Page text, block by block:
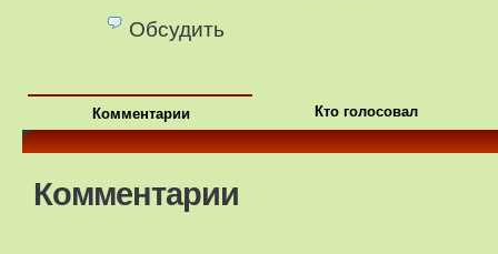
Обсудить
Комментарии Кто голосовал
Комментарии